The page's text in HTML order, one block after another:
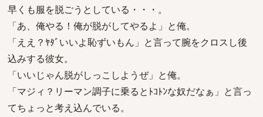
早くも服を脱ごうとしている・・・。
「あ、俺やる！俺が脱がしてやるよ」と俺。
「ええ？ﾔﾀﾞいいよ恥ずいもん」と言って腕をクロスし後
込みする彼女。
「いいじゃん脱がしっこしようぜ」と俺。
「マジィ？リーマン調子に乗るとﾄｺﾄﾝな奴だなぁ」と言っ
てちょっと考え込んでいる。